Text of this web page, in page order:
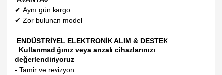
✔ Aynı gün kargo
✔ Zor bulunan model
ENDÜSTRİYEL ELEKTRONİK ALIM & DESTEK
Kullanmadığınız veya arızalı cihazlarınızı
değerlendiriyoruz
- Tamir ve revizyon